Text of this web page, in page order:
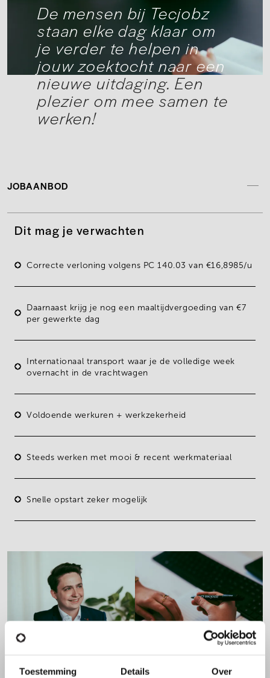
Toestemming Details Over
De mensen bij Tecjobz
staan elke dag klaar om
je verder te helpen in
jouw zoektocht naar een
nieuwe uitdaging. Een
plezier om mee samen te
werken!
JOBAANBOD
Dit mag je verwachten
Correcte verloning volgens PC 140.03 van €16,8985/u
Daarnaast krijg je nog een maaltijdvergoeding van €7
per gewerkte dag
Internationaal transport waar je de volledige week
overnacht in de vrachtwagen
Voldoende werkuren + werkzekerheid
Steeds werken met mooi & recent werkmateriaal
Snelle opstart zeker mogelijk